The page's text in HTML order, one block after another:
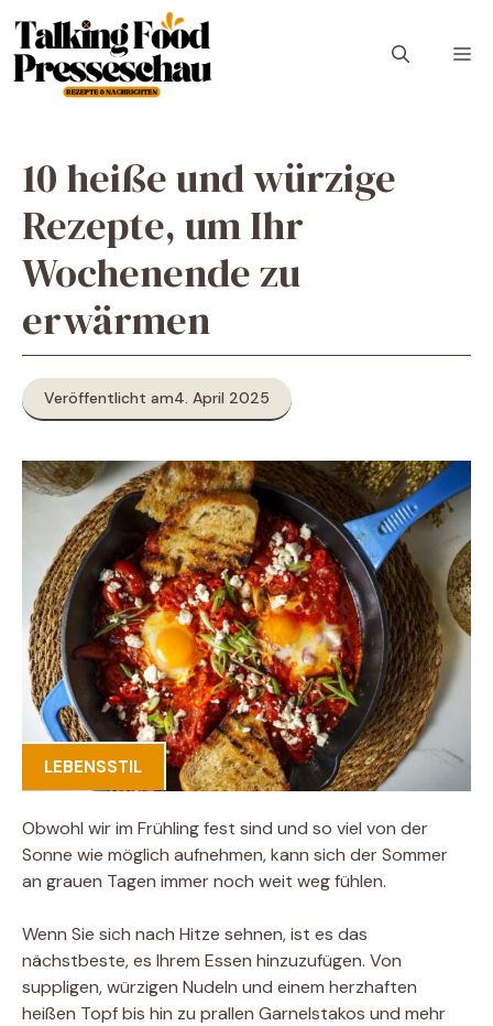
Inhalt
springen
10 heiße und würzige
Rezepte, um Ihr
Wochenende zu
erwärmen
Veröffentlicht am4. April 2025
LEBENSSTIL
Obwohl wir im Frühling fest sind und so viel von der
Sonne wie möglich aufnehmen, kann sich der Sommer
an grauen Tagen immer noch weit weg fühlen.
Wenn Sie sich nach Hitze sehnen, ist es das
nächstbeste, es Ihrem Essen hinzuzufügen. Von
suppligen, würzigen Nudeln und einem herzhaften
heißen Topf bis hin zu prallen Garnelstakos und mehr